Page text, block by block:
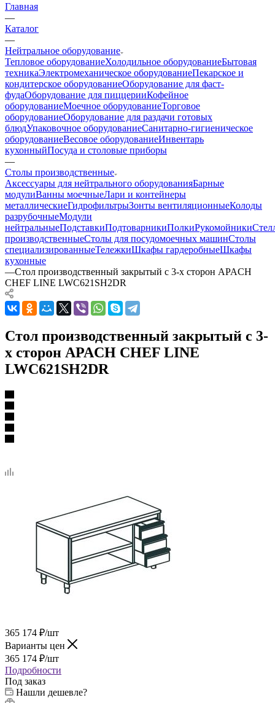
Главная
—
Каталог
—
Нейтральное оборудование
Тепловое оборудованиеХолодильное оборудованиеБытовая
техникаЭлектромеханическое оборудованиеПекарское и
кондитерское оборудованиеОборудование для фаст-
фудаОборудование для пиццерииКофейное
оборудованиеМоечное оборудованиеТорговое
оборудованиеОборудование для раздачи готовых
блюдУпаковочное оборудованиеСанитарно-гигиеническое
оборудованиеВесовое оборудованиеИнвентарь
кухонныйПосуда и столовые приборы
—
Столы производственные
Аксессуары для нейтрального оборудованияБарные
модулиВанны моечныеЛари и контейнеры
металлическиеГидрофильтрыЗонты вентиляционныеКолоды
разрубочныеМодули
нейтральныеПодставкиПодтоварникиПолкиРукомойники
производственныеСтолы для посудомоечных машинСтолы
специализированныеТележкиШкафы гардеробныеШкафы
кухонные
—Стол производственный закрытый с 3-х сторон APACH
CHEF LINE LWC621SH2DR
Стол производственный закрытый с 3-
х сторон APACH CHEF LINE
LWC621SH2DR
365 174 ₽/шт
Варианты цен
365 174 ₽/шт
Подробности
Под заказ
Нашли дешевле?